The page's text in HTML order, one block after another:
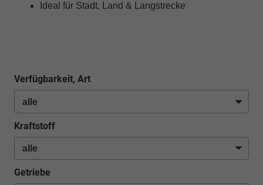
Ideal für Stadt, Land & Langstrecke
Verfügbarkeit, Art
Kraftstoff
Getriebe